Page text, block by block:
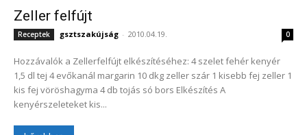
Zeller felfújt
Receptek gsztszakújság - 2010.04.19. 0
Hozzávalók a Zellerfelfújt elkészítéséhez: 4 szelet fehér kenyér
1,5 dl tej 4 evőkanál margarin 10 dkg zeller szár 1 kisebb fej zeller 1
kis fej vöröshagyma 4 db tojás só bors Elkészítés A
kenyérszeleteket kis...